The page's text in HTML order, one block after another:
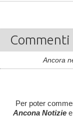
Commenti
Ancora
Per poter
Ancona Notizie